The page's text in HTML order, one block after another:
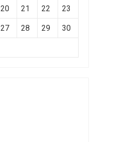
20 21 22 23
27 28 29 30